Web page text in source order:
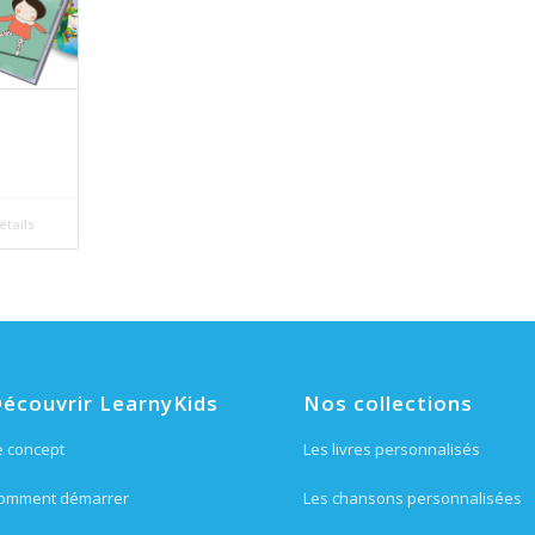
LearnyKids
concept
démarrer
Nos collections
Les livres personnalisés
Les chansons personnalisées